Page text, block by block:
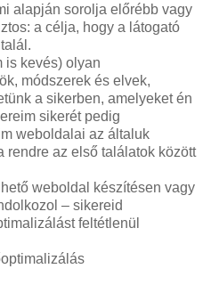
alapján sorolja előrébb vagy
a célja, hogy a látogató
is kevés) olyan
módszerek és elvek,
a sikerben, amelyeket én
sikerét pedig
weboldalai az általuk
rendre az első találatok között
weboldal készítésen vagy
– sikereid
feltétlenül